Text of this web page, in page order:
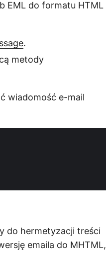
EML do formatu HTML
.
metody
wiadomość e-mail
do hermetyzacji treści
emaila do MHTML,